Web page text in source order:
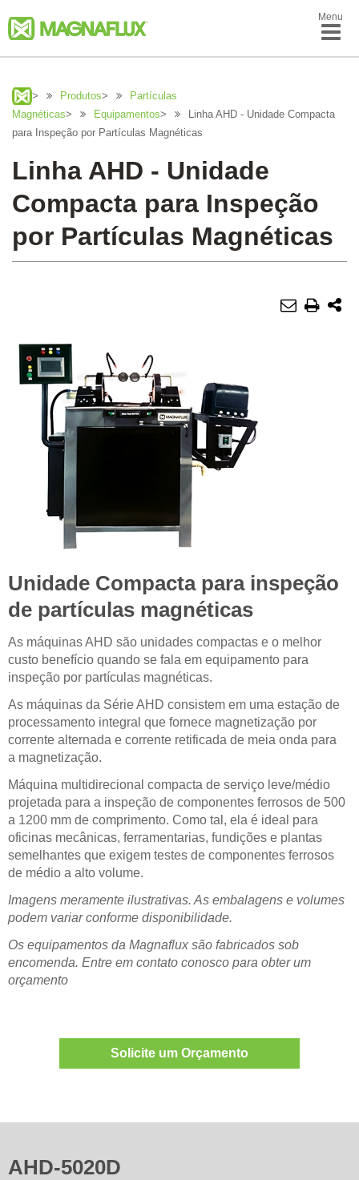
Menu
> Produtos>
Partículas
Magnéticas> Equipamentos>
Linha AHD - Unidade Compacta
para Inspeção por Partículas Magnéticas
Linha AHD - Unidade
Compacta para Inspeção
por Partículas Magnéticas
Unidade Compacta para inspeção
de partículas magnéticas
As máquinas AHD são unidades compactas e o melhor
custo benefício quando se fala em equipamento para
inspeção por partículas magnéticas.
As máquinas da Série AHD consistem em uma estação de
processamento integral que fornece magnetização por
corrente alternada e corrente retificada de meia onda para
a magnetização.
Máquina multidirecional compacta de serviço leve/médio
projetada para a inspeção de componentes ferrosos de 500
a 1200 mm de comprimento. Como tal, ela é ideal para
oficinas mecânicas, ferramentarias, fundições e plantas
semelhantes que exigem testes de componentes ferrosos
de médio a alto volume.
Imagens meramente ilustrativas. As embalagens e volumes
podem variar conforme disponibilidade.
Os equipamentos da Magnaflux são fabricados sob
encomenda. Entre em contato conosco para obter um
orçamento
Solicite um Orçamento
AHD-5020D